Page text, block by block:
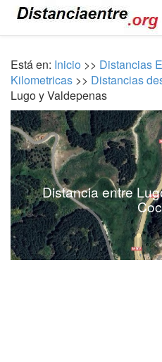
Está en: Inicio >> Distancias
Kilometricas >> Distancias
Lugo y Valdepenas
Distancia entre